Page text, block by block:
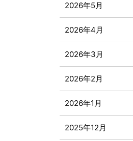
2026年5月
2026年4月
2026年3月
2026年2月
2026年1月
2025年12月